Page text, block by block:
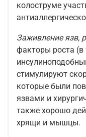
колоструме
Заживление язв,
факторы роста (в
стимулируют
которые были
язвами и
также хорошо
хрящи и мышцы.